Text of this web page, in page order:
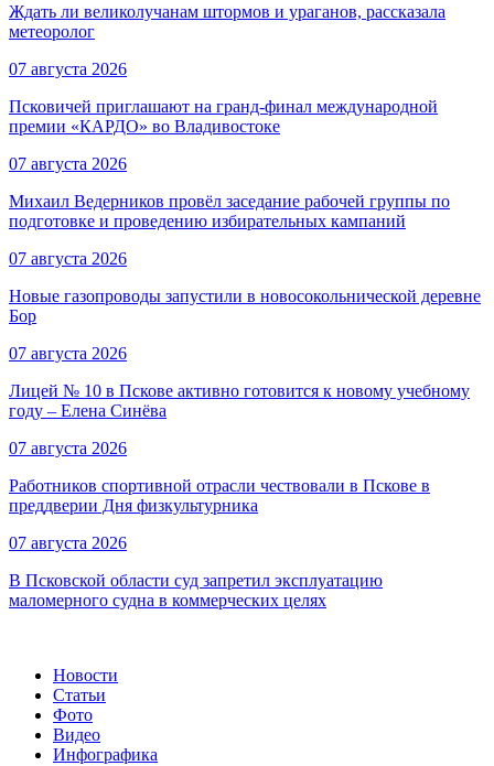
Ждать ли великолучанам штормов и ураганов, рассказала
метеоролог
07 августа 2026
Псковичей приглашают на гранд‑финал международной
премии «КАРДО» во Владивостоке
07 августа 2026
Михаил Ведерников провёл заседание рабочей группы по
подготовке и проведению избирательных кампаний
07 августа 2026
Новые газопроводы запустили в новосокольнической деревне
Бор
07 августа 2026
Лицей № 10 в Пскове активно готовится к новому учебному
году – Елена Синёва
07 августа 2026
Работников спортивной отрасли чествовали в Пскове в
преддверии Дня физкультурника
07 августа 2026
В Псковской области суд запретил эксплуатацию
маломерного судна в коммерческих целях
Новости
Статьи
Фото
Видео
Инфографика